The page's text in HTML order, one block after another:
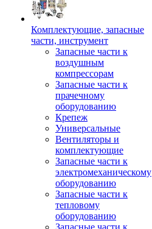
Комплектующие, запасные
части, инструмент
Запасные части к
воздушным
компрессорам
Запасные части к
прачечному
оборудованию
Крепеж
Универсальные
Вентиляторы и
комплектующие
Запасные части к
электромеханическому
оборудованию
Запасные части к
тепловому
оборудованию
Запасные части к